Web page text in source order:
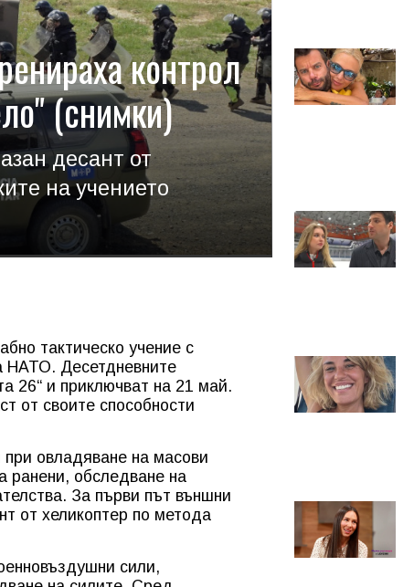
контрол
(снимки)
десант от
на учението
тактическо учение с
НАТО. Десетдневните
26“ и приключват на 21 май.
от своите способности
овладяване на масови
ранени, обследване на
За първи път външни
от хеликоптер по метода
сили,